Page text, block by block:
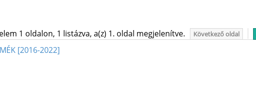
1 oldalon, 1 listázva, a(z) 1. oldal megjelenítve. Következő oldal
[2016-2022]